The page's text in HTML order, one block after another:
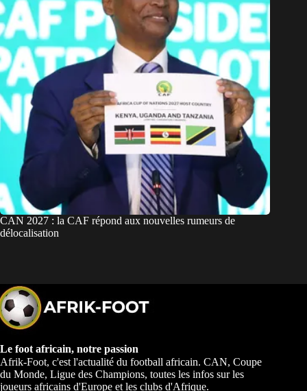
CAN 2027 : la CAF répond aux nouvelles rumeurs de
délocalisation
Le foot africain, notre passion
Afrik-Foot, c'est l'actualité du football africain. CAN, Coupe
du Monde, Ligue des Champions, toutes les infos sur les
joueurs africains d'Europe et les clubs d'Afrique.